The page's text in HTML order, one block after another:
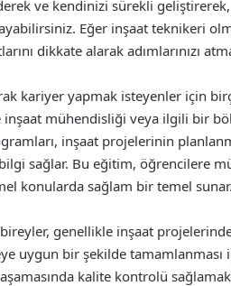
ve kendinizi sürekli geliştirerek,
Eğer inşaat teknikeri
dikkate alarak adımlarınızı
kariyer yapmak isteyenler için
inşaat mühendisliği veya ilgili bir
inşaat projelerinin
sağlar. Bu eğitim, öğrencilere
konularda sağlam bir temel sunar.
genellikle inşaat
uygun bir şekilde
kalite kontrolü